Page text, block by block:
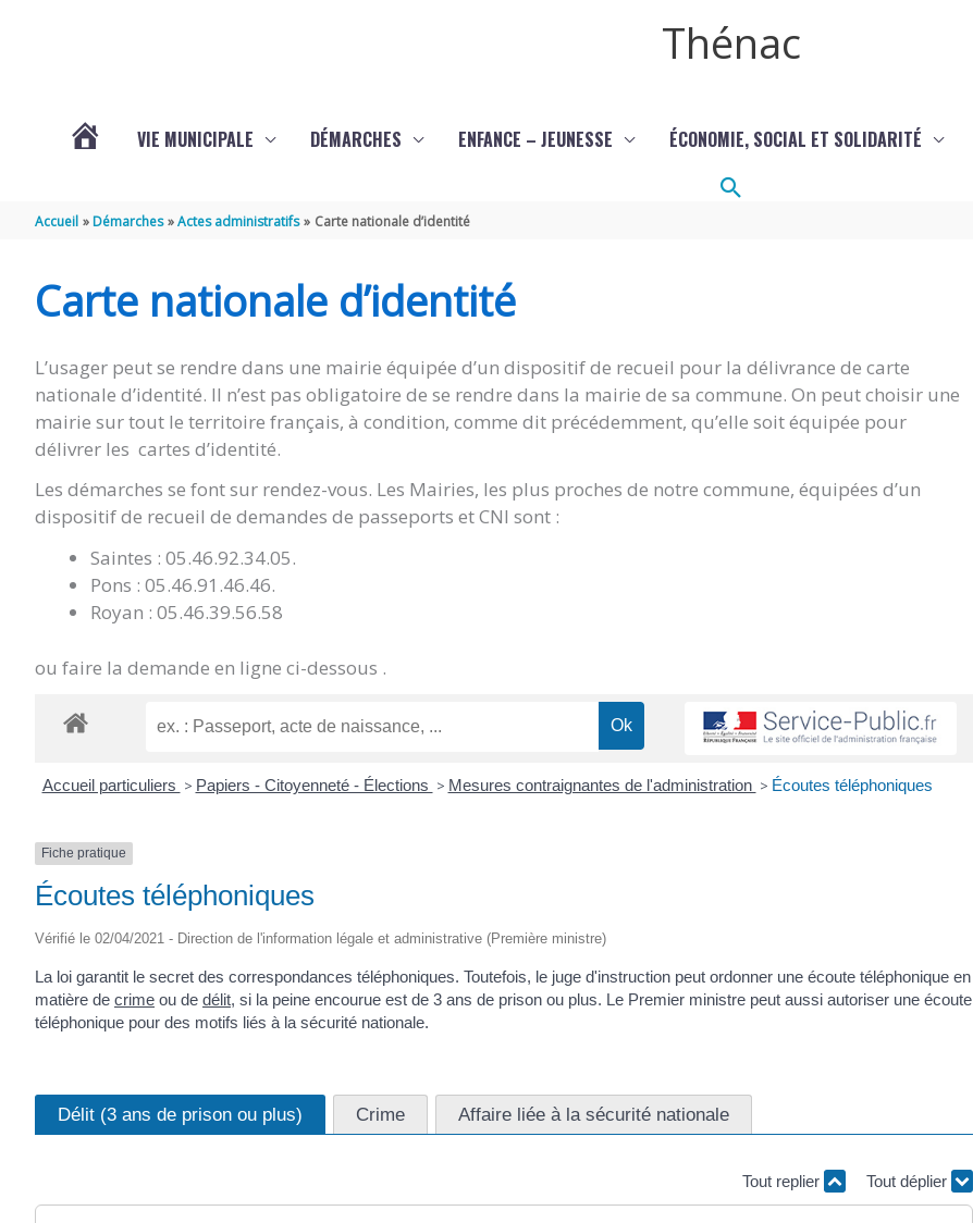
Thénac
THÉNAC
VIE MUNICIPALE DÉMARCHES ENFANCE – JEUNESSE ÉCONOMIE, SOCIAL ET SOLIDARITÉ
Rechercher
Accueil Démarches Actes administratifs Carte nationale d’identité
Carte nationale d’identité
L’usager peut se rendre dans une mairie équipée d’un dispositif de recueil pour la délivrance de carte
nationale d’identité. Il n’est pas obligatoire de se rendre dans la mairie de sa commune. On peut choisir une
mairie sur tout le territoire français, à condition, comme dit précédemment, qu’elle soit équipée pour
délivrer les cartes d’identité.
Les démarches se font sur rendez-vous. Les Mairies, les plus proches de notre commune, équipées d’un
dispositif de recueil de demandes de passeports et CNI sont :
Saintes : 05.46.92.34.05.
Pons : 05.46.91.46.46.
Royan : 05.46.39.56.58
ou faire la demande en ligne ci-dessous .
Accueil particuliers > Papiers - Citoyenneté - Élections > Mesures contraignantes de l'administration > Écoutes téléphoniques
Fiche pratique
Écoutes téléphoniques
Vérifié le 02/04/2021 - Direction de l'information légale et administrative (Première ministre)
La loi garantit le secret des correspondances téléphoniques. Toutefois, le juge d'instruction peut ordonner une écoute téléphonique en
matière de crime ou de délit, si la peine encourue est de 3 ans de prison ou plus. Le Premier ministre peut aussi autoriser une écoute
téléphonique pour des motifs liés à la sécurité nationale.
Délit (3 ans de prison ou plus) Crime Affaire liée à la sécurité nationale
Tout replier Tout déplier